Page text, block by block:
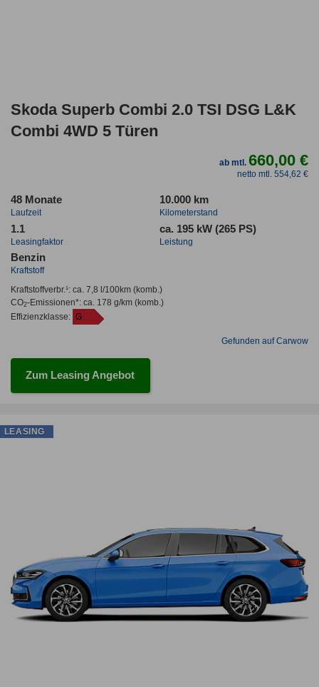
Skoda Superb Combi 2.0 TSI DSG L&K
Combi 4WD 5 Türen
ab mtl.660,00 €
netto mtl. 554,62 €
48 Monate
Laufzeit
10.000 km
Kilometerstand
1.1
Leasingfaktor
ca. 195 kW (265 PS)
Leistung
Benzin
Kraftstoff
Kraftstoffverbr.¹: ca. 7,8 l/100km(komb.)
CO2-Emissionen*: ca. 178 g/km(komb.)
Effizienzklasse: G
Gefunden auf Carwow
Zum Leasing Angebot
LEASING